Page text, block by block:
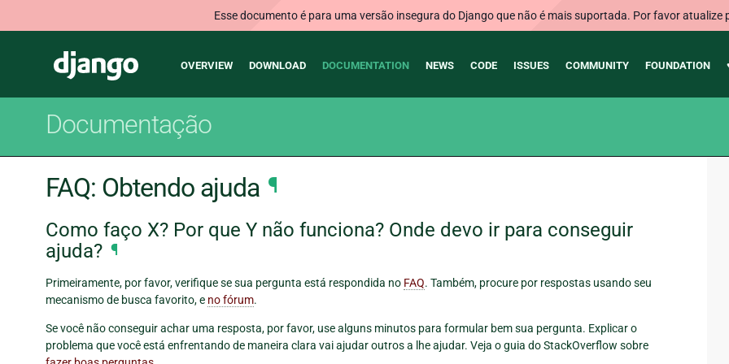
Esse documento é para uma versão insegura do Django que não é mais suportada. Por favor atualize
Django
Main
OVERVIEW DOWNLOAD DOCUMENTATION NEWS CODE ISSUES COMMUNITY FOUNDATION
Documentação
FAQ: Obtendo ajuda ¶
Como faço X? Por que Y não funciona? Onde devo ir para conseguir
ajuda? ¶
Primeiramente, por favor, verifique se sua pergunta está respondida no FAQ. Também, procure por respostas usando seu
mecanismo de busca favorito, e no fórum.
Se você não conseguir achar uma resposta, por favor, use alguns minutos para formular bem sua pergunta. Explicar o
problema que você está enfrentando de maneira clara vai ajudar outros a lhe ajudar. Veja o guia do StackOverflow sobre